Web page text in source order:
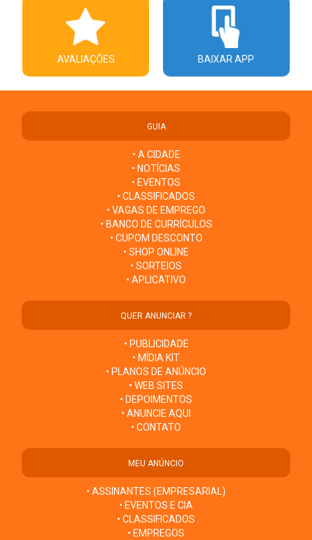
AVALIAÇÕES BAIXAR APP
GUIA
• A CIDADE
• NOTÍCIAS
• EVENTOS
• CLASSIFICADOS
• VAGAS DE EMPREGO
• BANCO DE CURRÍCULOS
• CUPOM DESCONTO
• SHOP ONLINE
• SORTEIOS
• APLICATIVO
QUER ANUNCIAR ?
• PUBLICIDADE
• MÍDIA KIT
• PLANOS DE ANÚNCIO
• WEB SITES
• DEPOIMENTOS
• ANUNCIE AQUI
• CONTATO
MEU ANÚNCIO
• ASSINANTES (EMPRESARIAL)
• EVENTOS E CIA
• CLASSIFICADOS
• EMPREGOS